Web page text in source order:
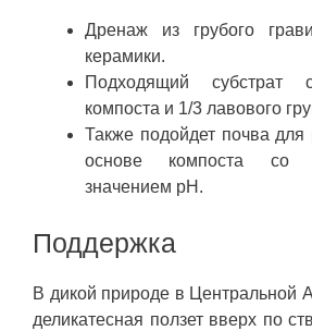
Дренаж из грубого
керамики.
Подходящий субстрат
компоста и 1/3 лавового
Также подойдет почва
основе компоста со
значением pH.
Поддержка
В дикой природе в Центральной
деликатесная ползет вверх по